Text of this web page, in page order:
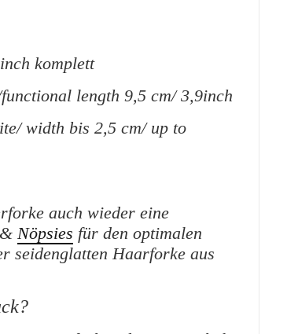
komplett
length 9,5 cm/ 3,9inch
width bis 2,5 cm/ up to
auch wieder eine
Nöpsies für den optimalen
seidenglatten Haarforke aus